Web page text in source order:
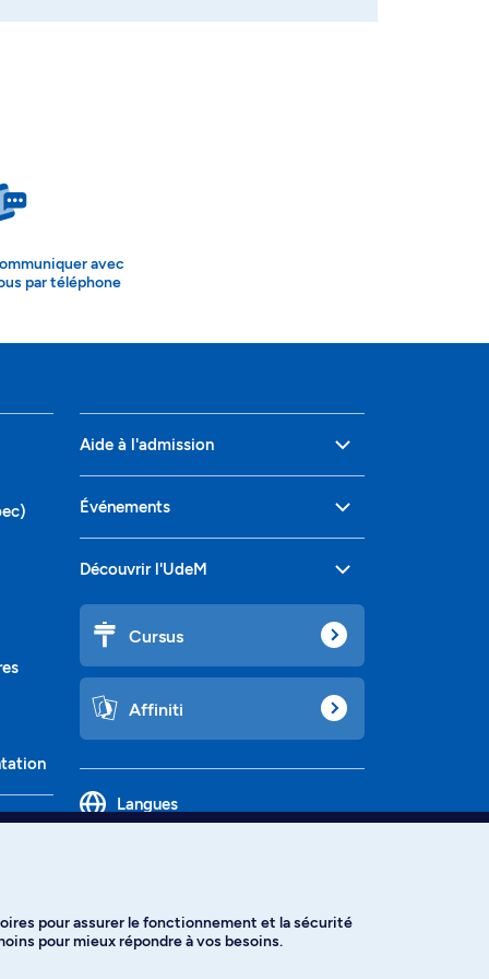
avec
par téléphone
Aide à l'admission
Événements
Découvrir l'UdeM
Cursus
Affiniti
Langues
pour assurer le fonctionnement et la sécurité
pour mieux répondre à vos besoins.